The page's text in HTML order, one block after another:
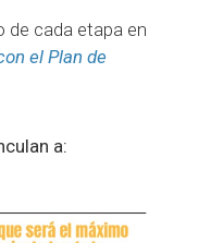
de cada etapa en
el Plan de
a: